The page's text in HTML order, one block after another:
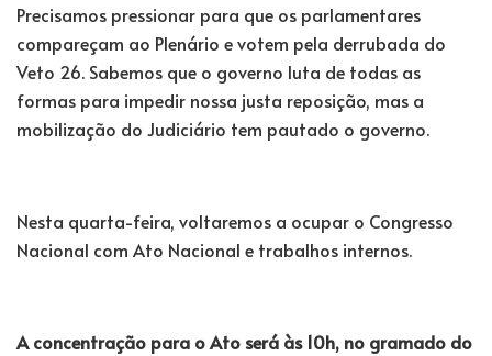
Precisamos pressionar para que os parlamentares
compareçam ao Plenário e votem pela derrubada do
Veto 26. Sabemos que o governo luta de todas as
formas para impedir nossa justa reposição, mas a
mobilização do Judiciário tem pautado o governo.
Nesta quarta-feira, voltaremos a ocupar o Congresso
Nacional com Ato Nacional e trabalhos internos.
A concentração para o Ato será às 10h, no gramado do